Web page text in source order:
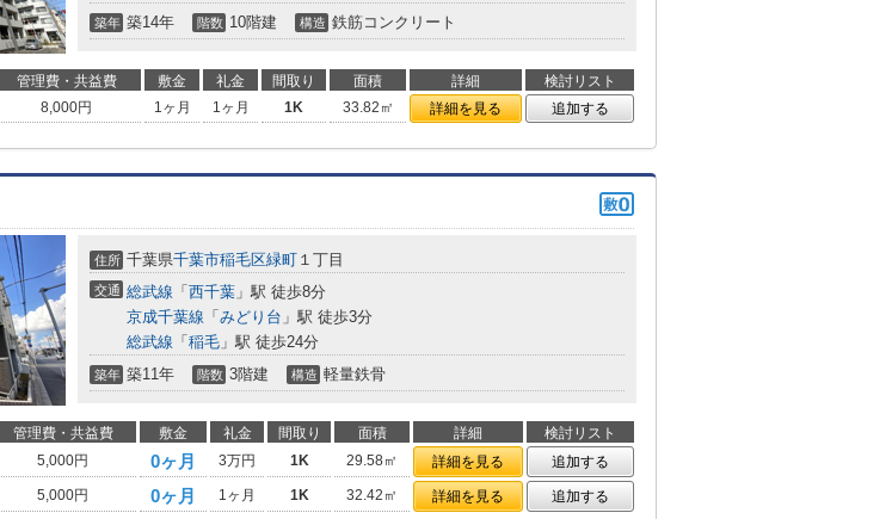
築年 築14年 階数 10階建 構造 鉄筋コンクリート
管理費・共益費 敷金 礼金 間取り 面積 詳細
検討リスト
8,000円 1ヶ月 1ヶ月 1K 33.82㎡ 詳細を見る 追加する
住所 千葉県千葉市稲毛区緑町 １丁目
交通 総武線 「 西千葉 」駅 徒歩8分
京成千葉線 「 みどり台 」駅 徒歩3分
総武線 「 稲毛 」駅 徒歩24分
築年 築11年 階数 3階建 構造 軽量鉄骨
管理費・共益費 敷金 礼金 間取り 面積 詳細
検討リスト
5,000円 0ヶ月 3万円 1K 29.58㎡ 詳細を見る
追加する
5,000円 0ヶ月 1ヶ月 1K 32.42㎡ 詳細を見る 追加する